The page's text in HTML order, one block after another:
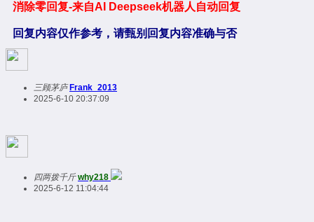
消除零回复-来自AI Deepseek机器人自动回复
回复内容仅作参考，请甄别回复内容准确与否
三顾茅庐 Frank_2013
2025-6-10 20:37:09
四两拨千斤 why218
2025-6-12 11:04:44